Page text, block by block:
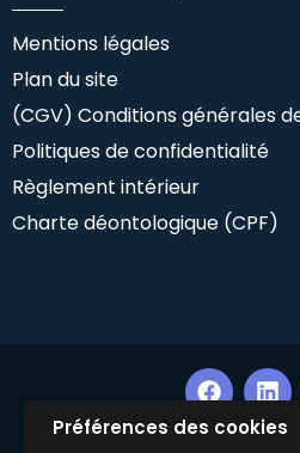
Préférences des cookies
Mentions légales
Plan du site
(CGV) Conditions générales
Politiques de confidentialité
Règlement intérieur
Charte déontologique (CPF)
Copyright ©Climlab SAS.